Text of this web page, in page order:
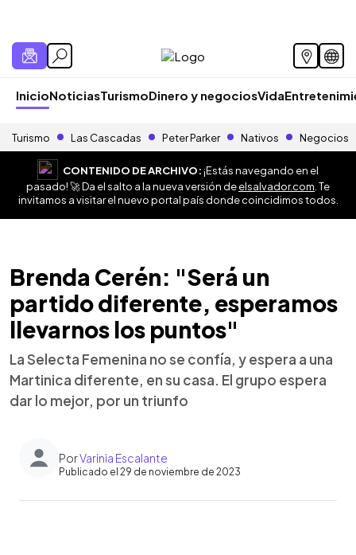
InicioNoticiasTurismoDinero y negociosVida
Turismo Las Cascadas Peter Parker Nativos Negocios
CONTENIDO DE ARCHIVO:¡Estás navegando en el
pasado! 🚀 Da el salto a la nueva versión deelsalvador.com . Te
invitamos a visitar el nuevo portal país donde coincidimos todos.
Brenda Cerén: "Será un
partido diferente, esperamos
llevarnos los puntos"
La Selecta Femenina no se confía, y espera a una
Martinica diferente, en su casa. El grupo espera
dar lo mejor, por un triunfo
PorVarinia Escalante
Publicado el 29 de noviembre de 2023